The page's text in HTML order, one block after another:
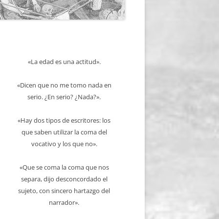
«La edad es una actitud».
«Dicen que no me tomo nada en
serio. ¿En serio? ¿Nada?».
«Hay dos tipos de escritores: los
que saben utilizar la coma del
vocativo y los que no».
«Que se coma la coma que nos
separa, dijo desconcordado el
sujeto, con sincero hartazgo del
narrador».